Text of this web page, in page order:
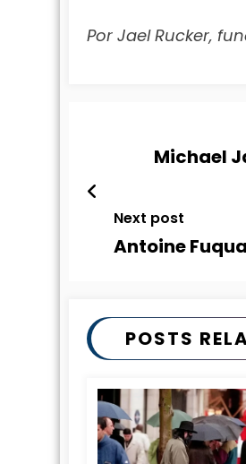
Por Jael Rucker,
Michael
Next post
Antoine
POSTS